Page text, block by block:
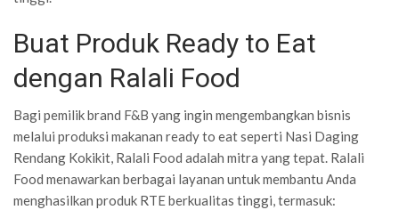
Buat Produk Ready to Eat
dengan Ralali Food
Bagi pemilik brand F&B yang ingin mengembangkan bisnis
melalui produksi makanan ready to eat seperti Nasi Daging
Rendang Kokikit, Ralali Food adalah mitra yang tepat. Ralali
Food menawarkan berbagai layanan untuk membantu Anda
menghasilkan produk RTE berkualitas tinggi, termasuk: